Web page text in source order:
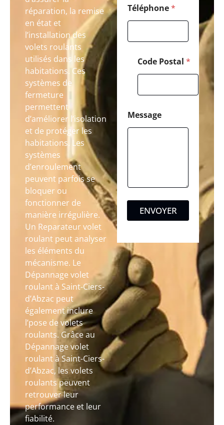
réparation, la remise
en état et
l’installation des
volets roulants
utilisés dans les
habitations. Ces
systèmes de
fermeture
permettent
d’améliorer l’isolation
et de protéger les
habitations. Les
systèmes
d’enroulement
peuvent parfois se
bloquer ou
fonctionner de
manière irrégulière.
Un Reparateur volet
roulant peut analyser
les éléments du
mécanisme. Le
Dépannage volet
roulant à Saint-Ciers-
d’Abzac peut
également inclure
l’pose de volets
roulants. Grâce au
Dépannage volet
roulant à Saint-Ciers-
d’Abzac, les volets
roulants peuvent
retrouver leur
performance et leur
fiabilité.
Téléphone*
Code Postal *
Message
ENVOYER